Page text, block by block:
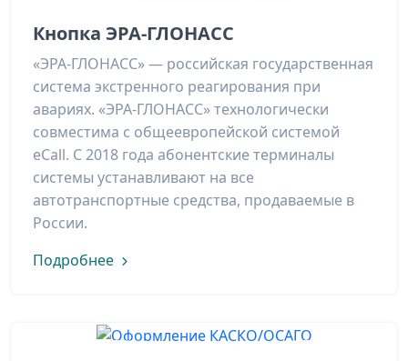
Кнопка ЭРА-ГЛОНАСС
«ЭРА-ГЛОНАСС» — российская государственная
система экстренного реагирования при
авариях. «ЭРА-ГЛОНАСС» технологически
совместима с общеевропейской системой
eCall. С 2018 года абонентские терминалы
системы устанавливают на все
автотранспортные средства, продаваемые в
России.
Подробнее